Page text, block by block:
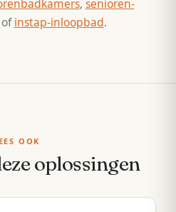
, senioren-
ofinstap-inloopbad.
OOK
oplossingen